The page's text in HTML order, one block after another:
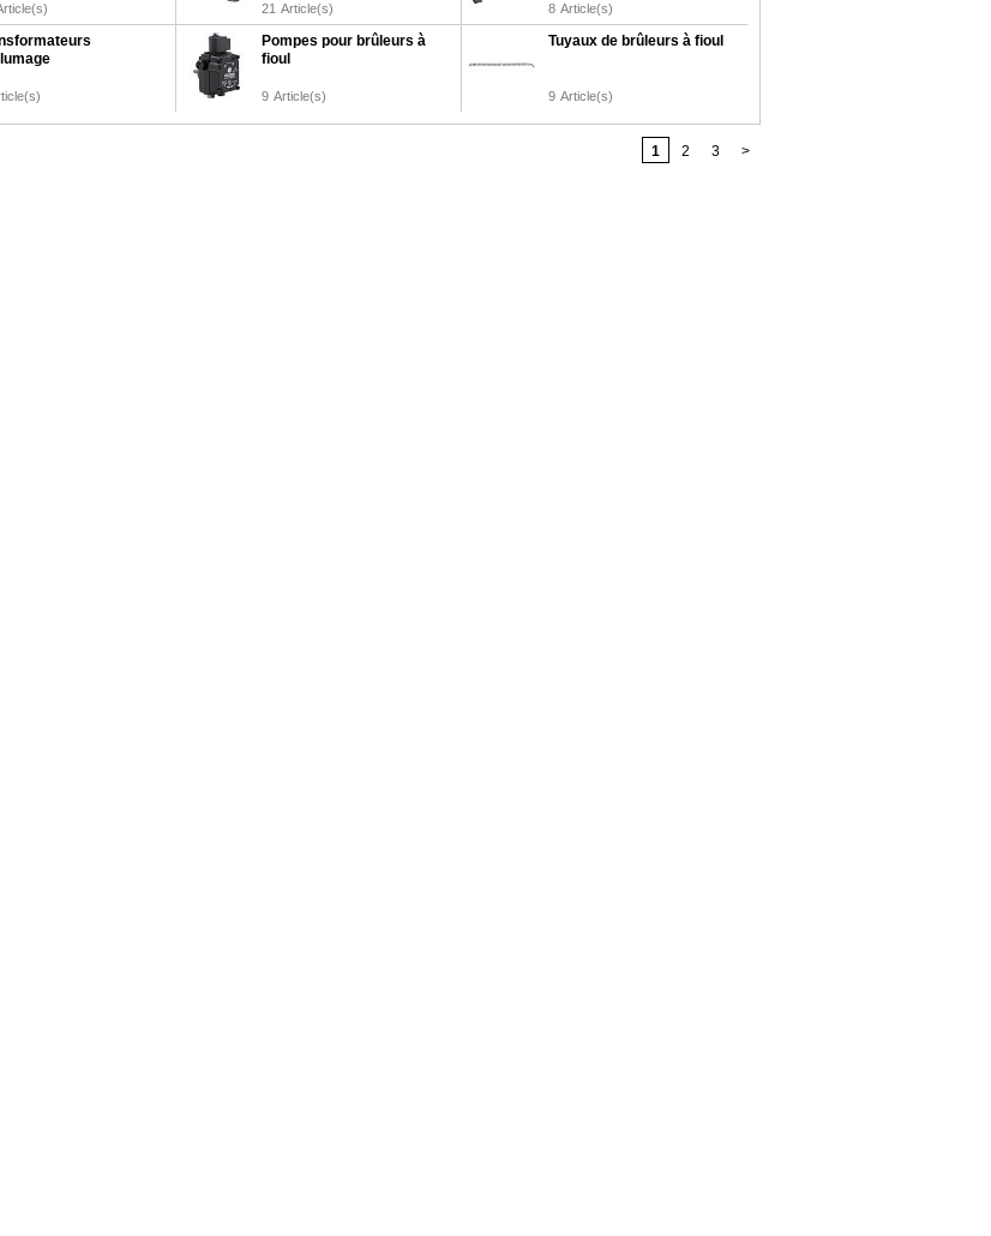
21 Article(s) 8 Article(s)
Pompes pour brûleurs à
fioul
9 Article(s)
Tuyaux de brûleurs à fioul
9 Article(s)
1 2 3 >